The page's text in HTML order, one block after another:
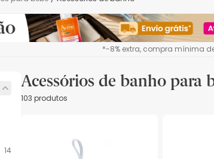
*-8% extra, compra mínima
14
Acessórios de banho para
103 produtos